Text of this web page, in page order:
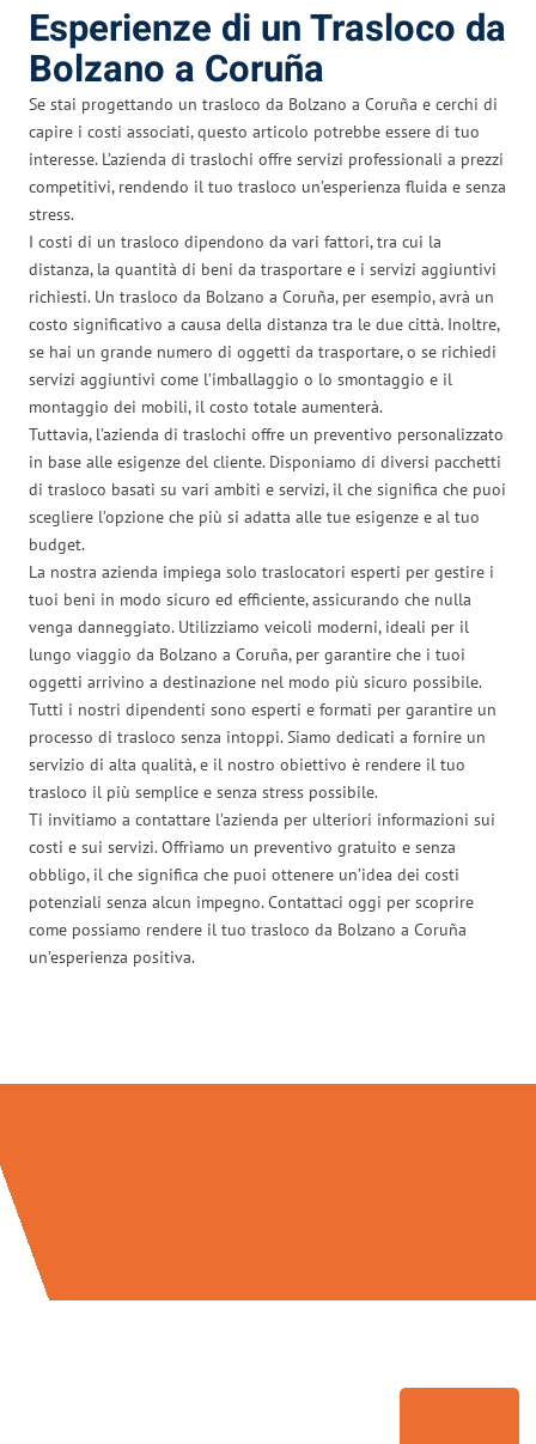
Esperienze di un Trasloco da
Bolzano a Coruña
Se stai progettando un trasloco da Bolzano a Coruña e cerchi di
capire i costi associati, questo articolo potrebbe essere di tuo
interesse. L’azienda di traslochi offre servizi professionali a prezzi
competitivi, rendendo il tuo trasloco un’esperienza fluida e senza
stress.
I costi di un trasloco dipendono da vari fattori, tra cui la
distanza, la quantità di beni da trasportare e i servizi aggiuntivi
richiesti. Un trasloco da Bolzano a Coruña, per esempio, avrà un
costo significativo a causa della distanza tra le due città. Inoltre,
se hai un grande numero di oggetti da trasportare, o se richiedi
servizi aggiuntivi come l’imballaggio o lo smontaggio e il
montaggio dei mobili, il costo totale aumenterà.
Tuttavia, l’azienda di traslochi offre un preventivo personalizzato
in base alle esigenze del cliente. Disponiamo di diversi pacchetti
di trasloco basati su vari ambiti e servizi, il che significa che puoi
scegliere l’opzione che più si adatta alle tue esigenze e al tuo
budget.
La nostra azienda impiega solo traslocatori esperti per gestire i
tuoi beni in modo sicuro ed efficiente, assicurando che nulla
venga danneggiato. Utilizziamo veicoli moderni, ideali per il
lungo viaggio da Bolzano a Coruña, per garantire che i tuoi
oggetti arrivino a destinazione nel modo più sicuro possibile.
Tutti i nostri dipendenti sono esperti e formati per garantire un
processo di trasloco senza intoppi. Siamo dedicati a fornire un
servizio di alta qualità, e il nostro obiettivo è rendere il tuo
trasloco il più semplice e senza stress possibile.
Ti invitiamo a contattare l’azienda per ulteriori informazioni sui
costi e sui servizi. Offriamo un preventivo gratuito e senza
obbligo, il che significa che puoi ottenere un’idea dei costi
potenziali senza alcun impegno. Contattaci oggi per scoprire
come possiamo rendere il tuo trasloco da Bolzano a Coruña
un’esperienza positiva.